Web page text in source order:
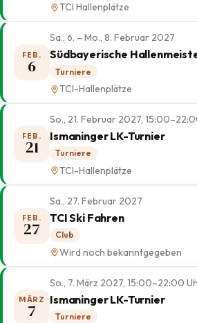
TCI Hallenplätze
FEB.
6
Sa., 6. – Mo., 8. Februar 2027
Südbayerische
Turniere
TCI-Hallenplätze
FEB.
21
So., 21. Februar 2027,
Ismaninger LK-Turnier
Turniere
TCI-Hallenplätze
FEB.
27
Sa., 27. Februar 2027
TCI Ski Fahren
Club
Wird noch bekanntgegeben
MÄRZ
7
So., 7. März 2027, 15:00–22:00
Ismaninger LK-Turnier
Turniere